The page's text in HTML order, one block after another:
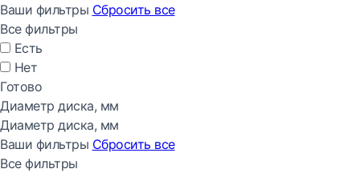
Ваши фильтры Сбросить все
Все фильтры
Есть
Нет
Готово
Диаметр диска, мм
Диаметр диска, мм
Ваши фильтры Сбросить все
Все фильтры